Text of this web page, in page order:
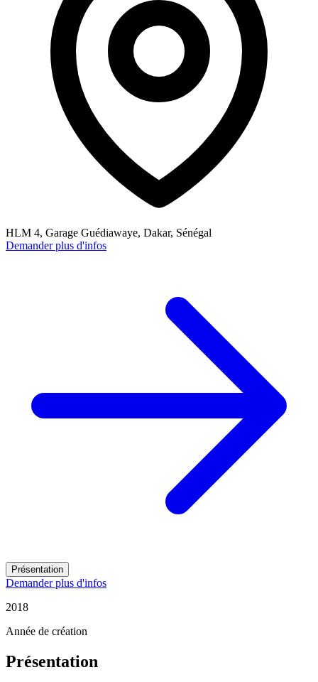
HLM 4, Garage Guédiawaye, Dakar, Sénégal
Demander plus d'infos
Présentation
Demander plus d'infos
2018
Année de création
Présentation